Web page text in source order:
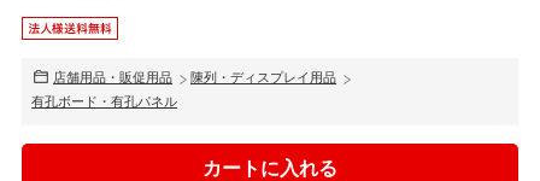
店舗用品・販促用品
陳列・ディスプレイ用品
有孔ボード・有孔パネル